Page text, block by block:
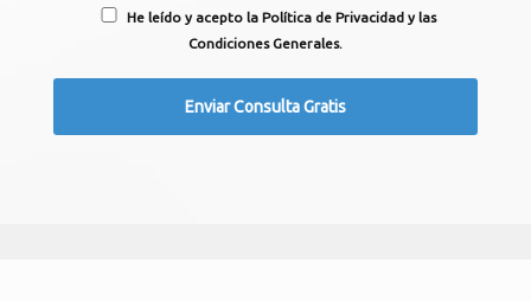
He leído y acepto la Política de Privacidad y las
Condiciones Generales.